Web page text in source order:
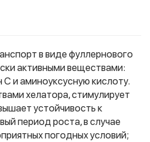
в виде фуллернового
активными веществами:
С и аминоуксусную кислоту.
хелатора, стимулирует
устойчивость к
период роста, в случае
погодных условий;